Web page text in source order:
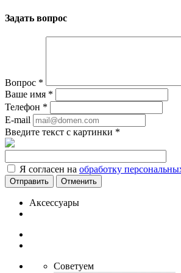
Задать вопрос
Вопрос *
Ваше имя *
Телефон *
E-mail
Введите текст с картинки *
Я согласен на обработку
Отменить
Аксессуары
Советуем